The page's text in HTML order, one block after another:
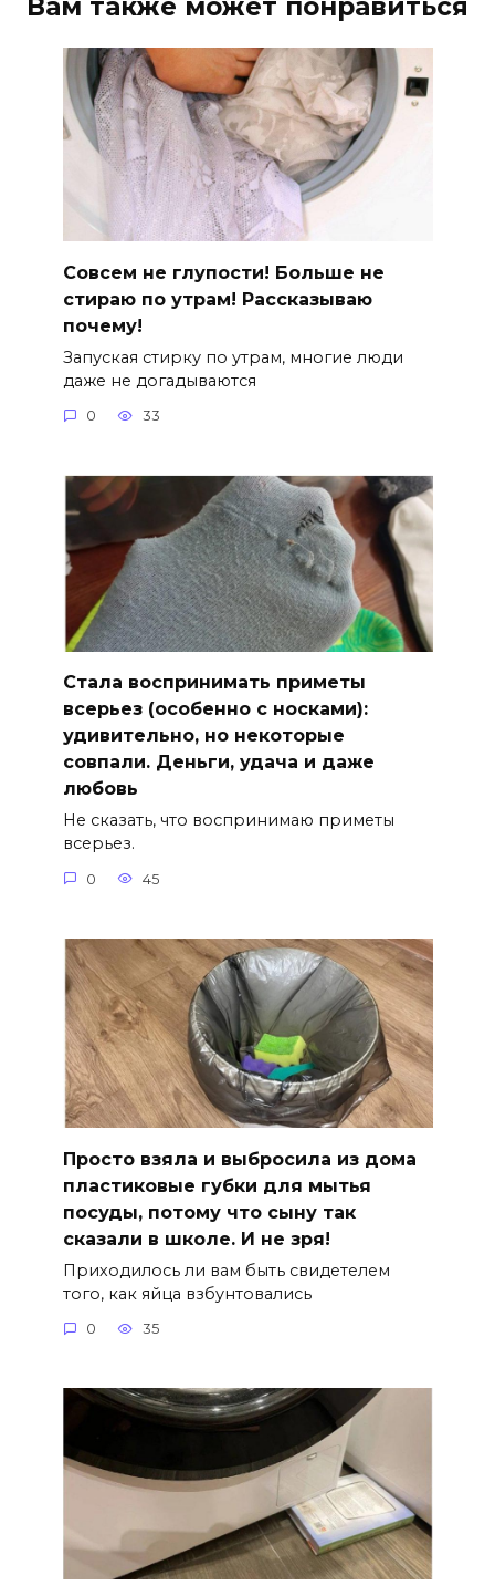
Вам также может понравиться
Совсем не глупости! Больше не
стираю по утрам! Рассказываю
почему!
Запуская стирку по утрам, многие люди
даже не догадываются
0 33
Стала воспринимать приметы
всерьез (особенно с носками):
удивительно, но некоторые
совпали. Деньги, удача и даже
любовь
Не сказать, что воспринимаю приметы
всерьез.
0 45
Просто взяла и выбросила из дома
пластиковые губки для мытья
посуды, потому что сыну так
сказали в школе. И не зря!
Приходилось ли вам быть свидетелем
того, как яйца взбунтовались
0 35